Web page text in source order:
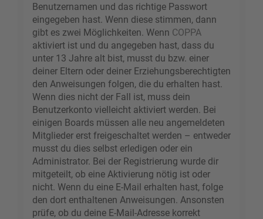
Benutzernamen und das richtige Passwort
eingegeben hast. Wenn diese stimmen, dann
gibt es zwei Möglichkeiten. Wenn COPPA
aktiviert ist und du angegeben hast, dass du
unter 13 Jahre alt bist, musst du bzw. einer
deiner Eltern oder deiner Erziehungsberechtigten
den Anweisungen folgen, die du erhalten hast.
Wenn dies nicht der Fall ist, muss dein
Benutzerkonto vielleicht aktiviert werden. Bei
einigen Boards müssen alle neu angemeldeten
Mitglieder erst freigeschaltet werden – entweder
musst du dies selbst erledigen oder ein
Administrator. Bei der Registrierung wurde dir
mitgeteilt, ob eine Aktivierung nötig ist oder
nicht. Wenn du eine E-Mail erhalten hast, folge
den dort enthaltenen Anweisungen. Ansonsten
prüfe, ob du deine E-Mail-Adresse korrekt